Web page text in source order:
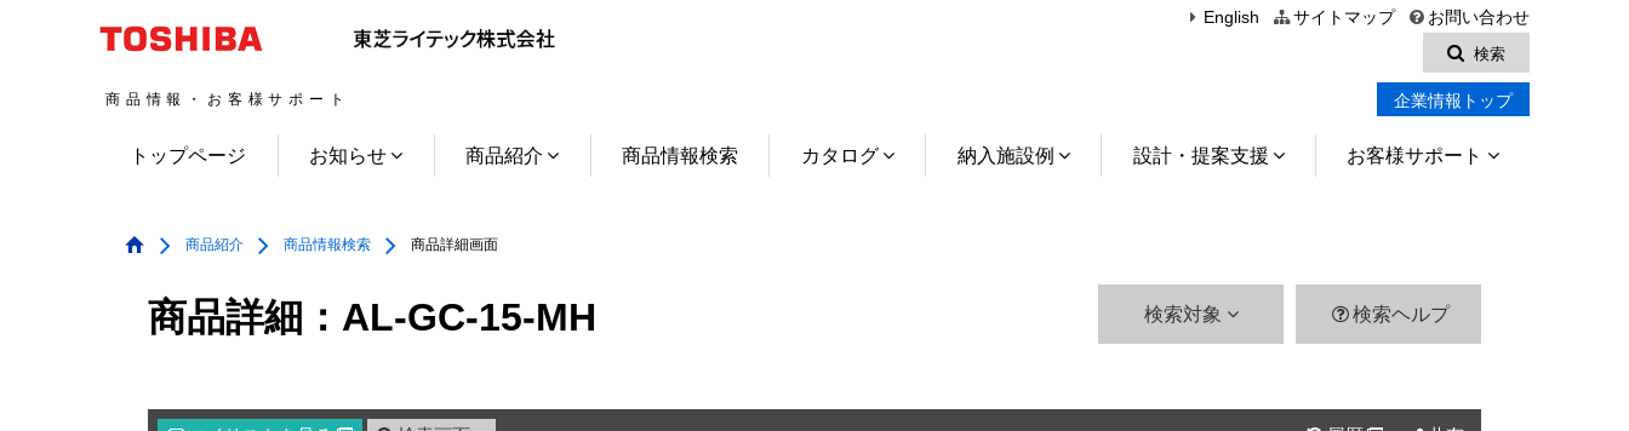
English サイトマップ
お問い合わせ
検索
商品情報・お客様サポート 企業情報トップ
トップページ お知らせ 商品紹介 商品情報検索 カタログ 納入施設例 設計・提案支援 お客様サポート
商品紹介 商品情報検索 商品詳細画面
商品詳細：AL-GC-15-MH 検索対象 検索ヘルプ